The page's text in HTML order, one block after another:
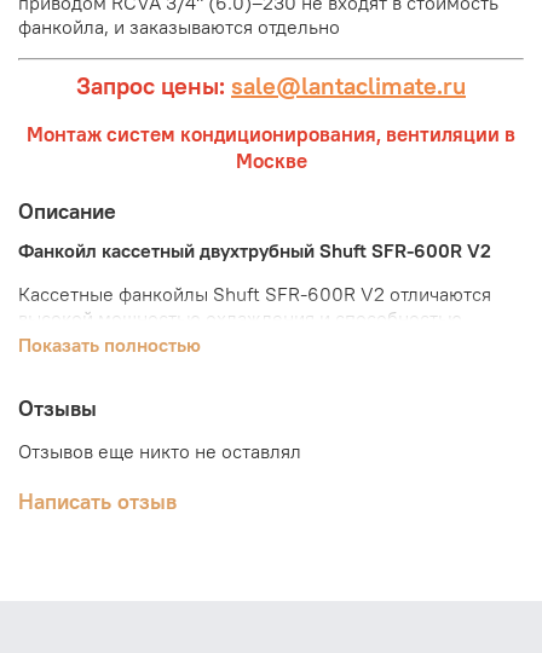
фанкойла, и заказываются отдельно
Запрос цены: sale@lantaclimate.ru
Монтаж систем кондиционирования, вентиляции в
Москве
Описание
Фанкойл кассетный двухтрубный Shuft SFR-600R V2
Кассетные фанкойлы Shuft SFR-600R V2 отличаются
высокой мощностью охлаждения и способностью
равномерно распределять воздушный поток в радиусе
систем центрального кондиционирования,
особенностей помещения и выбора оптимального
Показать полностью
Отзывы
Отзывов еще никто не оставлял
Написать отзыв